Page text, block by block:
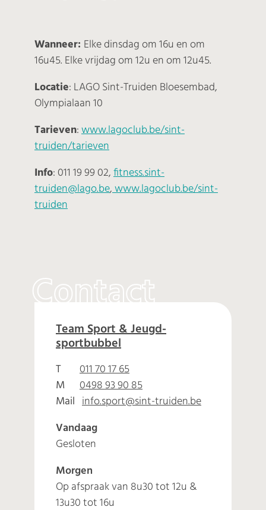
Wanneer: Elke dinsdag om 16u en om
16u45. Elke vrijdag om 12u en om 12u45.
Locatie: LAGO Sint-Truiden Bloesembad,
Olympialaan 10
Tarieven: www.lagoclub.be/sint-
truiden/tarieven
Info: 011 19 99 02, fitness.sint-
truiden@lago.be, www.lagoclub.be/sint-
truiden
Contact
Sport
Team Sport & Jeugd-
sportbubbel
Adres
T
011 70 17 65
M
0498 93 90 85
Mail
info.sport@sint-truiden.be
Vandaag
Gesloten
Morgen
Op afspraak van 8u30 tot 12u &
13u30 tot 16u